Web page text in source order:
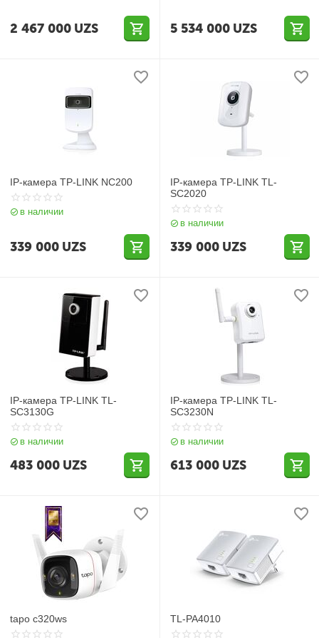
2 467 000 UZS 5 534 000 UZS
IP-камера TP-LINK NC200
в наличии
339 000 UZS
IP-камера TP-LINK TL-
SC2020
в наличии
339 000 UZS
IP-камера TP-LINK TL-
SC3130G
в наличии
483 000 UZS
IP-камера TP-LINK TL-
SC3230N
в наличии
613 000 UZS
tapo c320ws TL-PA4010